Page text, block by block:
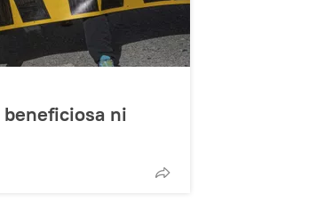
ni